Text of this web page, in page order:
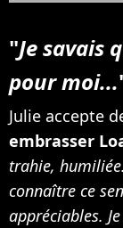
"Je savais
pour moi...
Julie accepte
embrasser
trahie,
connaître ce
appréciables.